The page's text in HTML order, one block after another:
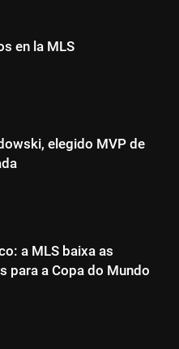
elegido MVP de
a MLS baixa as
para a Copa do Mundo
sofrida por Leo Messi já
en la MLS
elegido MVP de
a MLS baixa as
para a Copa do Mundo